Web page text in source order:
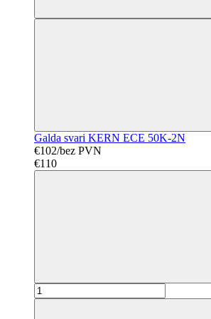
Galda svari KERN ECE 50K-2N
€102/bez PVN
€110